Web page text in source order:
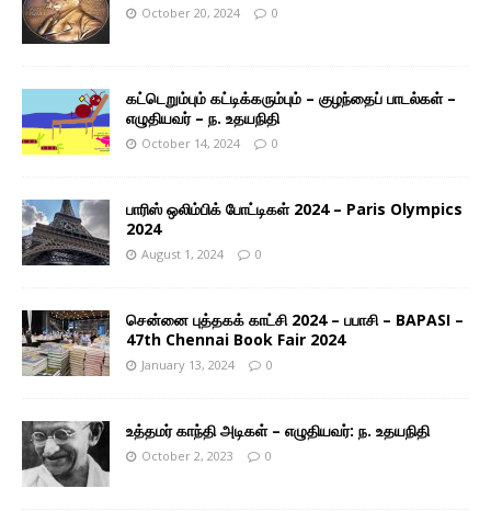
October 20, 2024 0
கட்டெறும்பும் கட்டிக்கரும்பும் – குழந்தைப் பாடல்கள் –
எழுதியவர் – ந. உதயநிதி
October 14, 2024 0
பாரிஸ் ஒலிம்பிக் போட்டிகள் 2024 – Paris Olympics
2024
August 1, 2024 0
சென்னை புத்தகக் காட்சி 2024 – பபாசி – BAPASI –
47th Chennai Book Fair 2024
January 13, 2024 0
உத்தமர் காந்தி அடிகள் – எழுதியவர்: ந. உதயநிதி
October 2, 2023 0